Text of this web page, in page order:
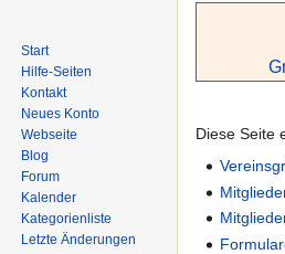
Diese Seite
Start
Hilfe-Seiten
Kontakt
Neues Konto
Webseite
Blog
Forum
Kalender
Kategorienliste
Letzte Änderungen